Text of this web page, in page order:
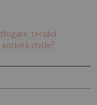
tecnici
civile?